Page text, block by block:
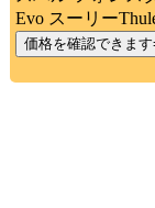
Evo スーリー